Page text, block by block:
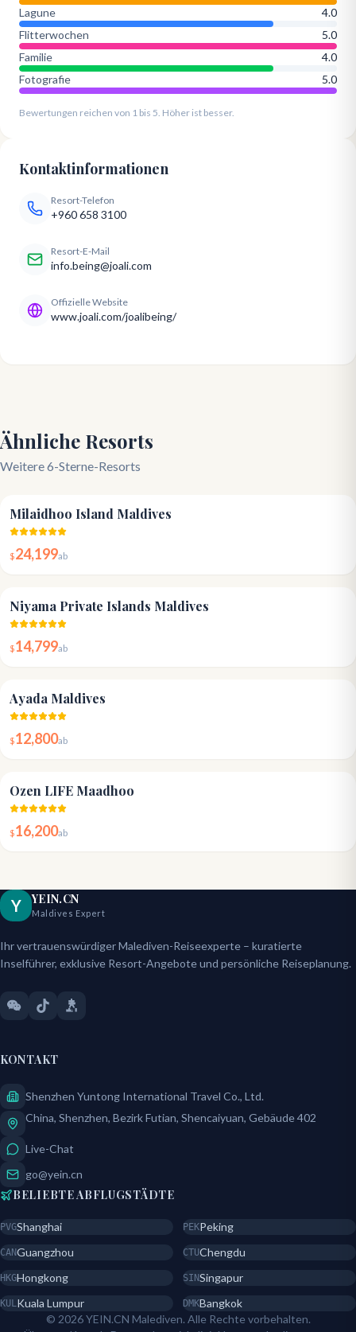
Lagune
4.0
Flitterwochen
5.0
Familie
4.0
Fotografie
5.0
Bewertungen reichen von 1 bis 5. Höher ist besser.
Kontaktinformationen
Resort-Telefon
+960 658 3100
Resort-E-Mail
info.being@joali.com
Offizielle Website
www.joali.com/joalibeing/
Ähnliche Resorts
Weitere 6-Sterne-Resorts
Milaidhoo Island Maldives
$24,199ab
Niyama Private Islands Maldives
$14,799ab
Ayada Maldives
$12,800ab
Ozen LIFE Maadhoo
$16,200ab
Y YEIN.CN
Maldives Expert
Ihr vertrauenswürdiger Malediven-Reiseexperte – kuratierte
Inselführer, exklusive Resort-Angebote und persönliche Reiseplanung.
KONTAKT
Shenzhen Yuntong International Travel Co., Ltd.
China, Shenzhen, Bezirk Futian, Shencaiyuan, Gebäude 402
Live-Chat
go@yein.cn
BELIEBTE ABFLUGSTÄDTE
PVGShanghai PEKPeking
CANGuangzhou CTUChengdu
HKGHongkong SINSingapur
KULKuala Lumpur DMKBangkok
© 2026 YEIN.CN Malediven. Alle Rechte vorbehalten.